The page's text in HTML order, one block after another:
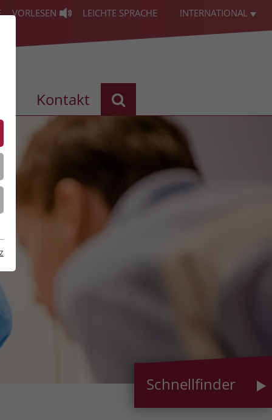
VORLESEN LEICHTE SPRACHE INTERNATIONAL
Kontakt
Schnellfinder